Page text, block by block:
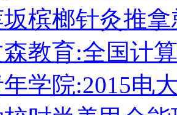
槟榔针灸推
教育:全国计
学院:2015电